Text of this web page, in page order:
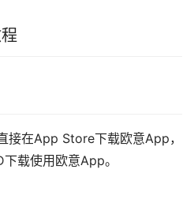
在App Store下载欧意App，
载使用欧意App。